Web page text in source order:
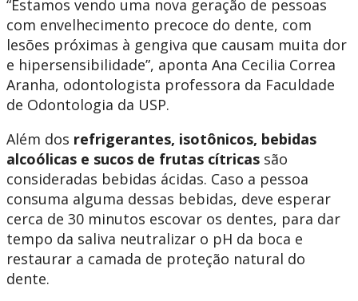
“Estamos vendo uma nova geração de pessoas
com envelhecimento precoce do dente, com
lesões próximas à gengiva que causam muita dor
e hipersensibilidade”, aponta Ana Cecilia Correa
Aranha, odontologista professora da Faculdade
de Odontologia da USP.
Além dos refrigerantes, isotônicos, bebidas
alcoólicas e sucos de frutas cítricas são
consideradas bebidas ácidas. Caso a pessoa
consuma alguma dessas bebidas, deve esperar
cerca de 30 minutos escovar os dentes, para dar
tempo da saliva neutralizar o pH da boca e
restaurar a camada de proteção natural do
dente.